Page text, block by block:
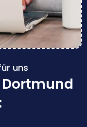
uns